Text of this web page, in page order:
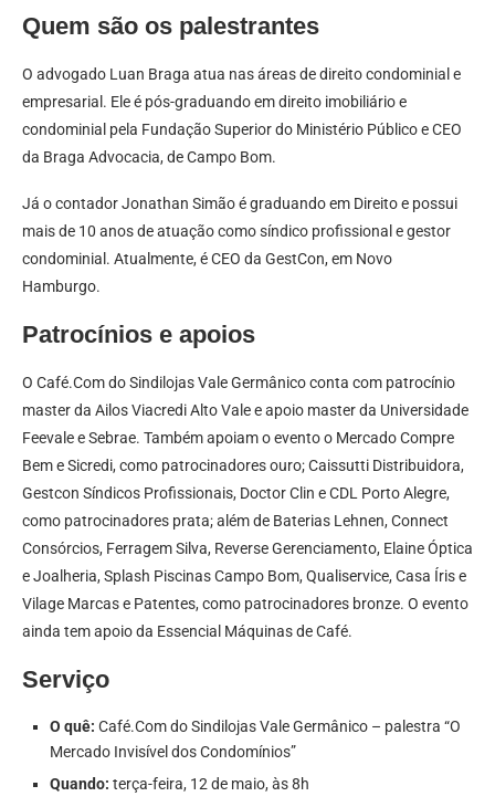
Quem são os palestrantes
O advogado Luan Braga atua nas áreas de direito condominial e
empresarial. Ele é pós-graduando em direito imobiliário e
condominial pela Fundação Superior do Ministério Público e CEO
da Braga Advocacia, de Campo Bom.
Já o contador Jonathan Simão é graduando em Direito e possui
mais de 10 anos de atuação como síndico profissional e gestor
condominial. Atualmente, é CEO da GestCon, em Novo
Hamburgo.
Patrocínios e apoios
O Café.Com do Sindilojas Vale Germânico conta com patrocínio
master da Ailos Viacredi Alto Vale e apoio master da Universidade
Feevale e Sebrae. Também apoiam o evento o Mercado Compre
Bem e Sicredi, como patrocinadores ouro; Caissutti Distribuidora,
Gestcon Síndicos Profissionais, Doctor Clin e CDL Porto Alegre,
como patrocinadores prata; além de Baterias Lehnen, Connect
Consórcios, Ferragem Silva, Reverse Gerenciamento, Elaine Óptica
e Joalheria, Splash Piscinas Campo Bom, Qualiservice, Casa Íris e
Vilage Marcas e Patentes, como patrocinadores bronze. O evento
ainda tem apoio da Essencial Máquinas de Café.
Serviço
O quê: Café.Com do Sindilojas Vale Germânico – palestra “O
Mercado Invisível dos Condomínios”
Quando: terça-feira, 12 de maio, às 8h